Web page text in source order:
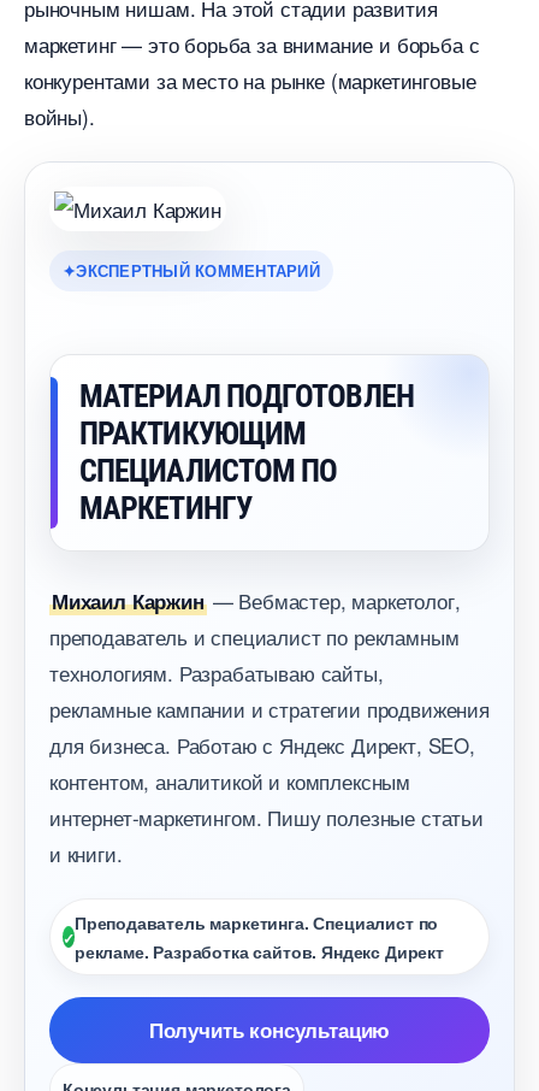
рыночным нишам. На этой стадии развития
маркетинг — это борьба за внимание и борьба с
конкурентами за место на рынке (маркетинговые
ойны).
ЭКСПЕРТНЫЙ КОММЕНТАРИЙ
МАТЕРИАЛ ПОДГОТОВЛЕН
ПРАКТИКУЮЩИМ
СПЕЦИАЛИСТОМ ПО
МАРКЕТИНГУ
Михаил Каржин— Вебмастер, маркетолог,
преподаватель и специалист по рекламным
технологиям. Разрабатываю сайты,
рекламные кампании и стратегии продвижения
для бизнеса. Работаю с Яндекс Директ, SEO,
контентом, аналитикой и комплексным
интернет-маркетингом. Пишу полезные статьи
и книги.
Преподаватель маркетинга. Специалист по
рекламе. Разработка сайтов. Яндекс Директ
Получить консультацию